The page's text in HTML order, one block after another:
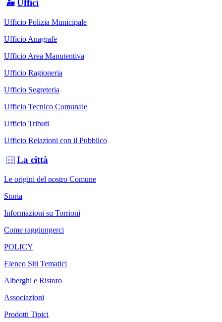
Uffici
Ufficio Polizia Municipale
Ufficio Anagrafe
Ufficio Area Manutentiva
Ufficio Ragioneria
Ufficio Segreteria
Ufficio Tecnico Comunale
Ufficio Tributi
Ufficio Relazioni con il Pubblico
La città
Le origini del nostro Comune
Storia
Informazioni su Torrioni
Come raggiungerci
POLICY
Elenco Siti Tematici
Alberghi e Ristoro
Associazioni
Prodotti Tipici